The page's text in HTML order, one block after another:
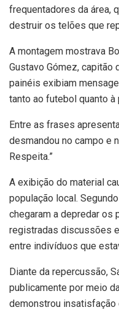
frequentadores da área,
destruir os telões que
A montagem mostrava
Gustavo Gómez, capitão
painéis exibiam
tanto ao futebol quanto à
Entre as frases
desmandou no campo e
Respeita.”
A exibição do material
população local.
chegaram a depredar os
registradas discussões
entre indivíduos que
Diante da repercussão,
publicamente por meio
demonstrou insatisfação